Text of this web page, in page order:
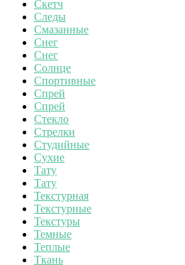
Скетч
Следы
Смазанные
Снег
Снег
Солнце
Спортивные
Спрей
Спрей
Стекло
Стрелки
Студийные
Сухие
Тату
Тату
Текстурная
Текстурные
Текстуры
Темные
Теплые
Ткань